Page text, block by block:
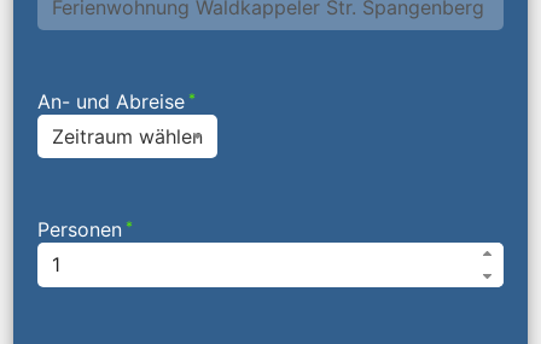
An- und Abreise *
Zeitraum wählen
Personen *